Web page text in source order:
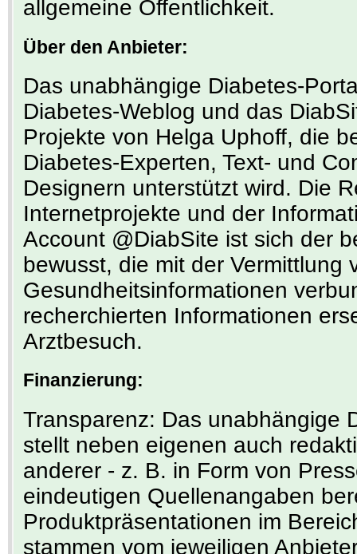
allgemeine Öffentlichkeit.
Über den Anbieter:
Das unabhängige Diabetes-
Diabetes-Weblog und das
Projekte von Helga Uphoff, die
Diabetes-Experten, Text- und
Designern unterstützt wird. Die
Internetprojekte und der
Account @DiabSite ist sich der
bewusst, die mit der Vermittlung
Gesundheitsinformationen
recherchierten Informationen
Arztbesuch.
Finanzierung:
Transparenz: Das unabhängige
stellt neben eigenen auch
anderer - z. B. in Form von
eindeutigen Quellenangaben
Produktpräsentationen im
stammen vom jeweiligen